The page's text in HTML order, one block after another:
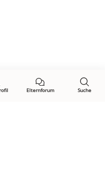
Elternforum Suche